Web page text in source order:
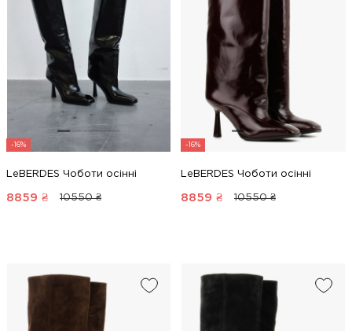
-16%
LeBERDES Чоботи осінні
8859 ₴ 10550 ₴
-16%
LeBERDES Чоботи осінні
8859 ₴ 10550 ₴